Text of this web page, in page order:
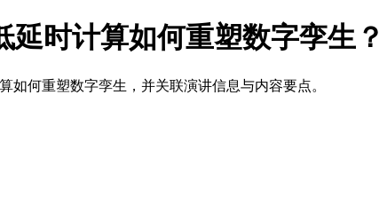
时计算如何重塑数字孪生？
何重塑数字孪生，并关联演讲信息与内容要点。